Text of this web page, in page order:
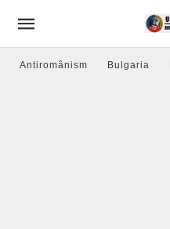
Antiromânism Bulgaria